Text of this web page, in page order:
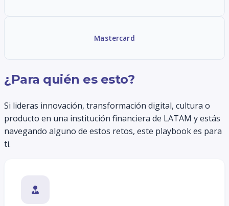
Mastercard
¿Para quién es esto?
Si lideras innovación, transformación digital, cultura o
producto en una institución financiera de LATAM y estás
navegando alguno de estos retos, este playbook es para
ti.